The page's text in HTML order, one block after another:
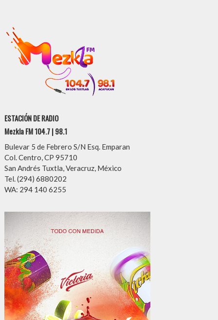
ESTACIÓN DE RADIO
Mezkla FM 104.7 | 98.1
Bulevar 5 de Febrero S/N Esq. Emparan
Col. Centro, CP 95710
San Andrés Tuxtla, Veracruz, México
Tel. (294) 6880202
WA: 294 140 6255